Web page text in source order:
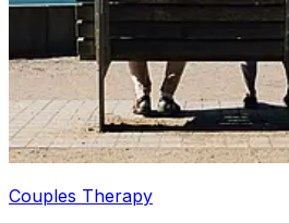
Couples Therapy